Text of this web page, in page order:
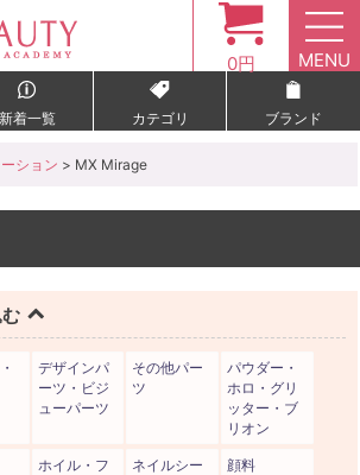
0円 MENU
新着一覧 カテゴリ ブランド
ション > MX Mirage
デザインパ
ーツ・ビジ
ューパーツ
その他パー
ツ
パウダー・
ホロ・グリ
ッター・ブ
リオン
ホイル・フ
ネイルシー
顔料